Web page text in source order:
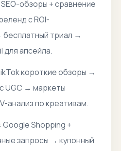
обзоры + сравнение
с ROI-
триал →
для апсейла.
короткие обзоры →
UGC → маркеты
анализ по креативам.
Shopping +
запросы → купонный